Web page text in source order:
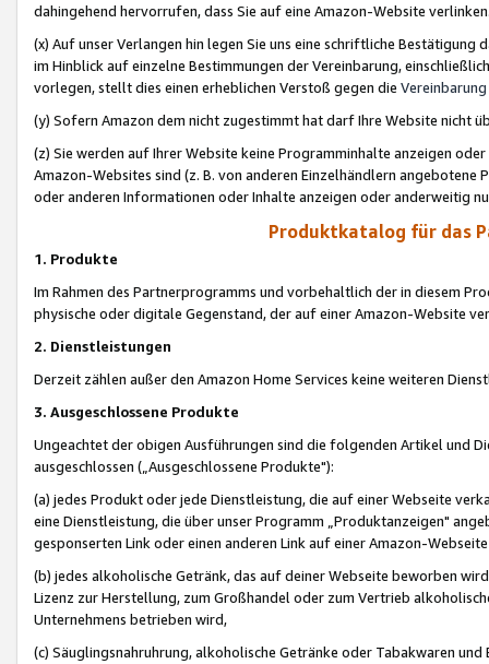
dahingehend hervorrufen, dass Sie auf eine Amazon-Website
(x) Auf unser Verlangen hin legen Sie uns eine schriftliche
im Hinblick auf einzelne Bestimmungen der Vereinbarung,
vorlegen, stellt dies einen erheblichen Verstoß gegen die Vereinbarung
(y) Sofern Amazon dem nicht zugestimmt hat darf Ihre Website nicht
(z) Sie werden auf Ihrer Website keine Programminhalte anzeigen
Amazon-Websites sind (z. B. von anderen Einzelhändlern
oder anderen Informationen oder Inhalte anzeigen oder anderweitig
Produktkatalog für das
1. Produkte
Im Rahmen des Partnerprogramms und vorbehaltlich der in diesem
physische oder digitale Gegenstand, der auf einer Amazon-Website
2. Dienstleistungen
Derzeit zählen außer den Amazon Home Services keine weiteren
3. Ausgeschlossene Produkte
Ungeachtet der obigen Ausführungen sind die folgenden Artikel und
ausgeschlossen („Ausgeschlossene Produkte"):
(a) jedes Produkt oder jede Dienstleistung, die auf einer Webseite
eine Dienstleistung, die über unser Programm „Produktanzeigen"
gesponserten Link oder einen anderen Link auf einer Amazon-
(b) jedes alkoholische Getränk, das auf deiner Webseite beworben
Lizenz zur Herstellung, zum Großhandel oder zum Vertrieb
Unternehmens betrieben wird,
(c) Säuglingsnahruhrung, alkoholische Getränke oder Tabakwaren